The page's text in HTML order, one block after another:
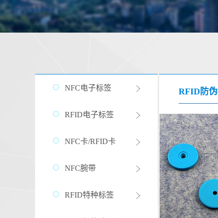
NFC电子标签
RFID电子标签
NFC卡/RFID卡
NFC腕带
RFID特种标签
RFID防